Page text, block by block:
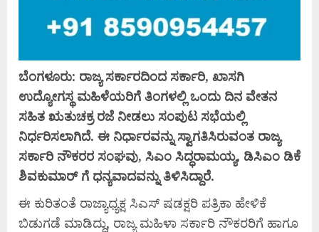
ಬೆಂಗಳೂರು: ರಾಜ್ಯ ಸರ್ಕಾರದಿಂದ ಸರ್ಕಾರಿ, ಖಾಸಗಿ
ಉದ್ಯೋಗಸ್ಥ ಮಹಿಳೆಯರಿಗೆ ತಿಂಗಳಲ್ಲಿ ಒಂದು ದಿನ ವೇತನ
ಸಹಿತ ಋತುಚಕ್ರ ರಜೆ ನೀಡಲು ಸಂಪುಟ ಸಭೆಯಲ್ಲಿ
ನಿರ್ಧರಿಸಲಾಗಿದೆ. ಈ ನಿರ್ಧಾರವನ್ನು ಸ್ವಾಗತಿಸಿರುವಂತ ರಾಜ್ಯ
ಸರ್ಕಾರಿ ನೌಕರರ ಸಂಘವು, ಸಿಎಂ ಸಿದ್ಧರಾಮಯ್ಯ, ಡಿಸಿಎಂ ಡಿಕೆ
ಶಿವಕುಮಾರ್ ಗೆ ಧನ್ಯವಾದವನ್ನು ತಿಳಿಸಿದ್ದಾರೆ.
ಈ ಕುರಿತಂತೆ ರಾಜ್ಯಾಧ್ಯಕ್ಷ ಸಿಎಸ್ ಷಡಕ್ಷರಿ ಪತ್ರಿಕಾ ಹೇಳಿಕೆ
ಬಿಡುಗಡೆ ಮಾಡಿದ್ದು, ರಾಜ್ಯ ಮಹಿಳಾ ಸರ್ಕಾರಿ ನೌಕರರಿಗೆ ಹಾಗೂ